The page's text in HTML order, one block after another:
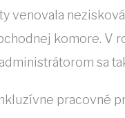
venovala
komore. V
sa
pracovné